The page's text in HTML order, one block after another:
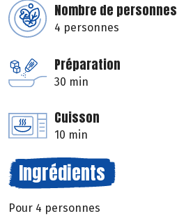
Nombre de personnes
4 personnes
Préparation
30 min
Cuisson
10 min
Ingrédients
Pour 4 personnes